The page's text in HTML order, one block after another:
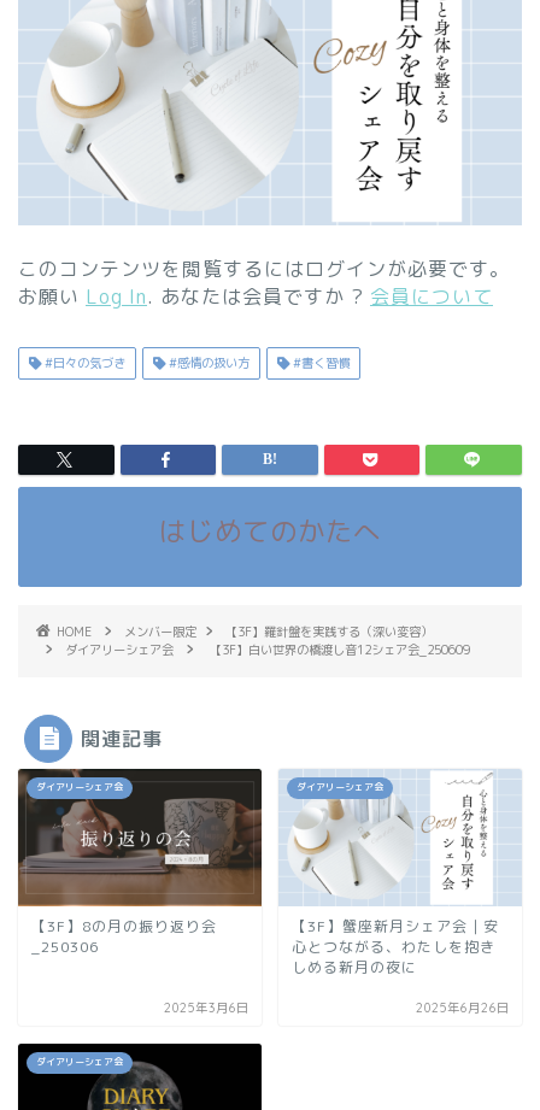
このコンテンツを閲覧するにはログインが必要です。
お願い Log In. あなたは会員ですか ? 会員について
#日々の気づき #感情の扱い方 #書く習慣
はじめてのかたへ
HOME メンバー限定
【3F】羅針盤を実践する（深い変容）
ダイアリーシェア会
【3F】白い世界の橋渡し音12シェア会_250609
関連記事
ダイアリーシェア会
【3F】8の月の振り返り会
_250306
2025年3月6日
ダイアリーシェア会
【3F】蟹座新月シェア会｜安
心とつながる、わたしを抱き
しめる新月の夜に
2025年6月26日
ダイアリーシェア会